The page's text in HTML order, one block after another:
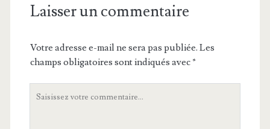
Laisser un commentaire
Votre adresse e-mail ne sera pas publiée. Les
champs obligatoires sont indiqués avec*